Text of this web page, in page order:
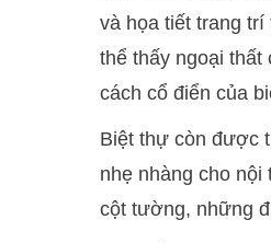
và họa tiết trang
thể thấy ngoại
cách cổ điển của
Biệt thự còn được
nhẹ nhàng cho
cột tường, những